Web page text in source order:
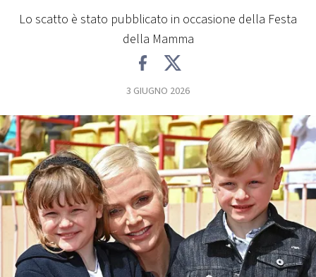
PLAYLIST
CONCORSI
EVENTI
VIDEO
TV
Lo scatto è stato pubblicato in occasione della Festa
della Mamma
3 GIUGNO 2026